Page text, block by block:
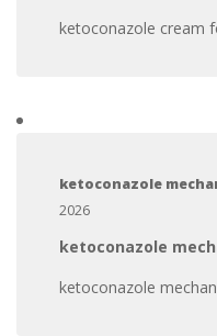
ketoconazole cream
ketoconazole
2026
ketoconazole
ketoconazole